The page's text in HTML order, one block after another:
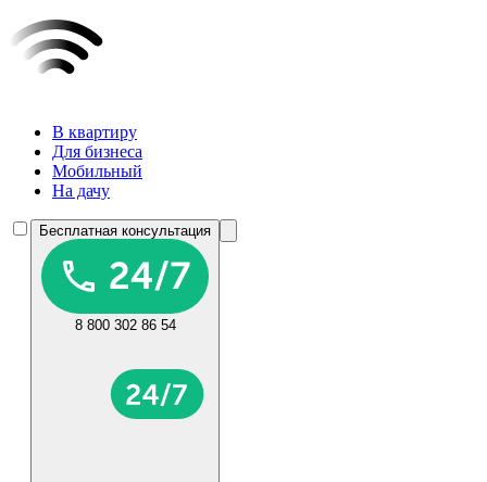
В квартиру
Для бизнеса
Мобильный
На дачу
Бесплатная консультация
8 800 302 86 54